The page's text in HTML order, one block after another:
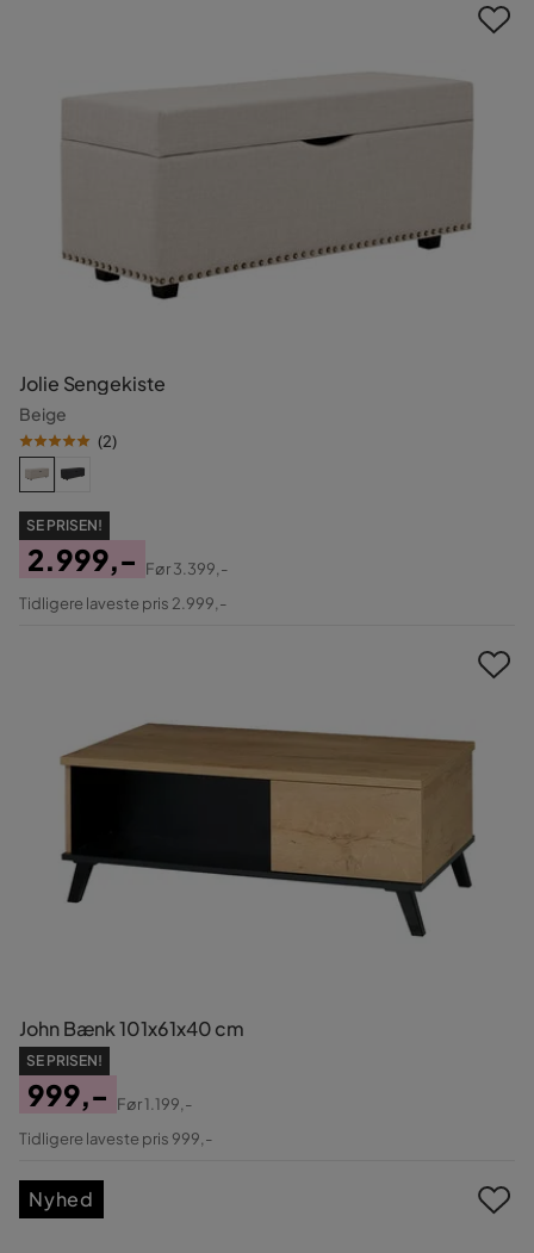
Jolie Sengekiste
Beige
(2)
SE PRISEN!
Pris
2.999,-
Original
Før3.399,-
Tidligere laveste pris 2.999,-
John Bænk 101x61x40 cm
SE PRISEN!
Pris
999,-
Original
Før1.199,-
Tidligere laveste pris 999,-
Nyhed